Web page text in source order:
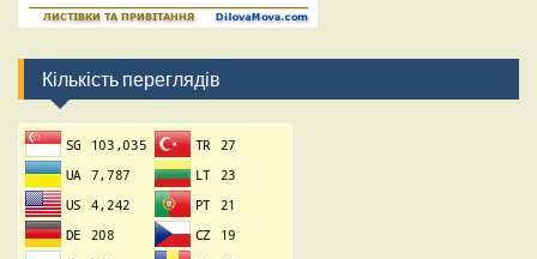
Кількість переглядів